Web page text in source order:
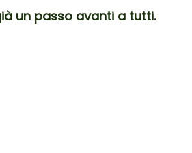
un passo avanti a tutti.